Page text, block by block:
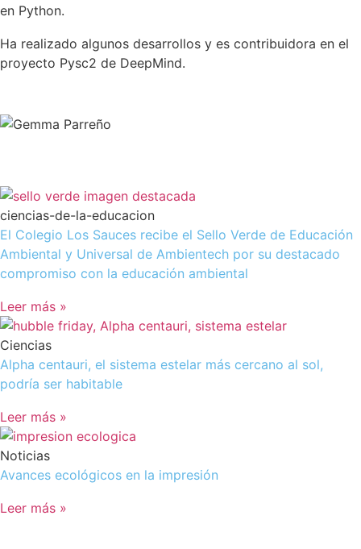
en Python.
Ha realizado algunos desarrollos​ y es contribuidora​ en el
proyecto Pysc2 de DeepMind.
ciencias-de-la-educacion
El Colegio Los Sauces recibe el Sello Verde de Educación
Ambiental y Universal de Ambientech por su destacado
compromiso con la educación ambiental
Leer más »
Ciencias
Alpha centauri, el sistema estelar más cercano al sol,
podría ser habitable
Leer más »
Noticias
Avances ecológicos en la impresión
Leer más »